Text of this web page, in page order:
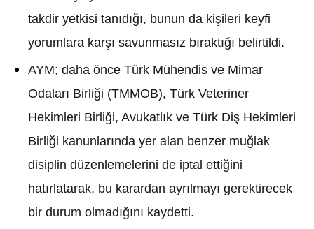
takdir yetkisi tanıdığı, bunun da kişileri keyfi
yorumlara karşı savunmasız bıraktığı belirtildi.
AYM; daha önce Türk Mühendis ve Mimar
Odaları Birliği (TMMOB), Türk Veteriner
Hekimleri Birliği, Avukatl ık ve Türk Diş Hekimleri
Birliği kanunlarında yer alan benzer muğ lak
disiplin düzenlemelerini de iptal ettiğini
hatırlatarak, bu karardan ayrı lmayı gerektirecek
bir durum olmadığını kaydetti.